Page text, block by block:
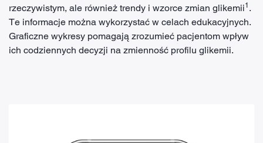
rzeczywistym, ale również trendy i wzorce zmian glikemii1 .
Te informacje można wykorzystać w celach edukacyjnych.
Graficzne wykresy pomagają zrozumieć pacjentom wpływ
ich codziennych decyzji na zmienność profilu glikemii.